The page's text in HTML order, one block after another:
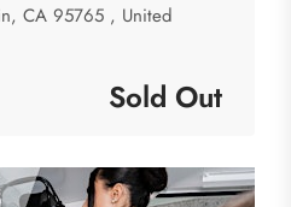
CA 95765 , United
Sold Out